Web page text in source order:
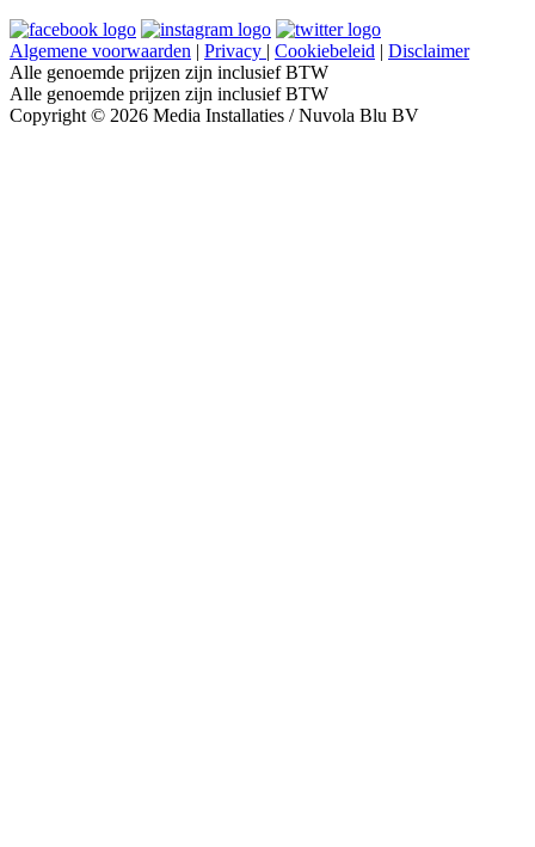
Algemene voorwaarden | Privacy | Cookiebeleid | Disclaimer
Alle genoemde prijzen zijn inclusief BTW
Alle genoemde prijzen zijn inclusief BTW
Copyright © 2026 Media Installaties / Nuvola Blu BV